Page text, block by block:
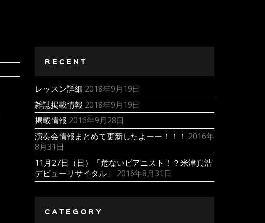
RECENT
レッスン詳細 2018年9月19日
雑誌掲載情報 2018年9月19日
掲載情報 2016年9月28日
演奏会情報まとめて更新したよーー！！！ 2016年
8月31日
11月27日（日）「危ないピアニスト！？米津真浩
デビューリサイタル」
2016年8月31日
CATEGORY